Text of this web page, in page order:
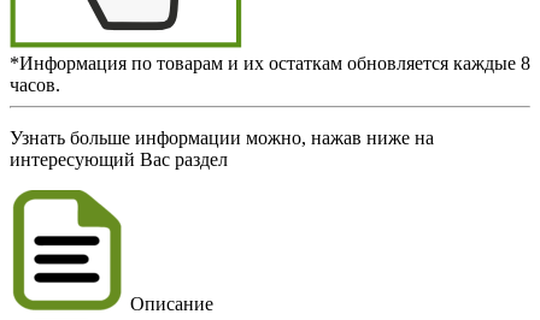
*Информация по товарам и их остаткам обновляется каждые 8
часов.
Узнать больше информации можно, нажав ниже на
интересующий Вас раздел
Описание